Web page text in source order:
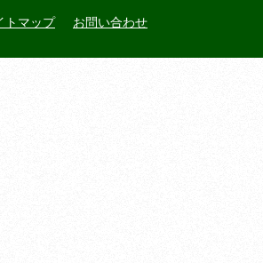
トマップ お問い合わせ